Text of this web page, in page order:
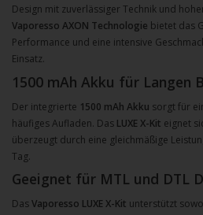
Design mit zuverlässiger Technik und
Vaporesso AXON Technologie bietet das
Performance und eine intensive
Einsatz.
1500 mAh Akku für Langen
Der integrierte 1500 mAh Akku sorgt für
häufiges Aufladen. Das LUXE X-Kit eignet
überzeugt durch eine gleichmäßige
Tag.
Geeignet für MTL und DTL
DasVaporesso LUXE X-Kit unterstützt